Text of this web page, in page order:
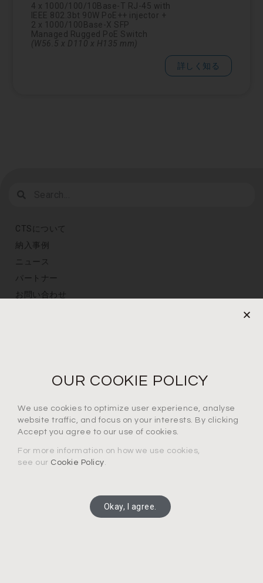
4 x 1000/100/10Base-T RJ-45 with
IEEE 802.3bt 90W PoE++ injector +
2 x 1000/100Base-X SFP
Managed Rugged PoE Switch
( W56.5 x D110 x H135 mm)
詳しく知る
CTSについて
納入事例
ニュース
パートナー
お問い合わせ
プライバシーポリシーに同意します*
OUR COOKIE POLICY
We use cookies to optimize user experience, analyse
website traffic, and focus on your interests. By clicking
Accept you agree to our use of cookies.
For more information on how we use cookies,
see our Cookie Policy
Okay, I agree.